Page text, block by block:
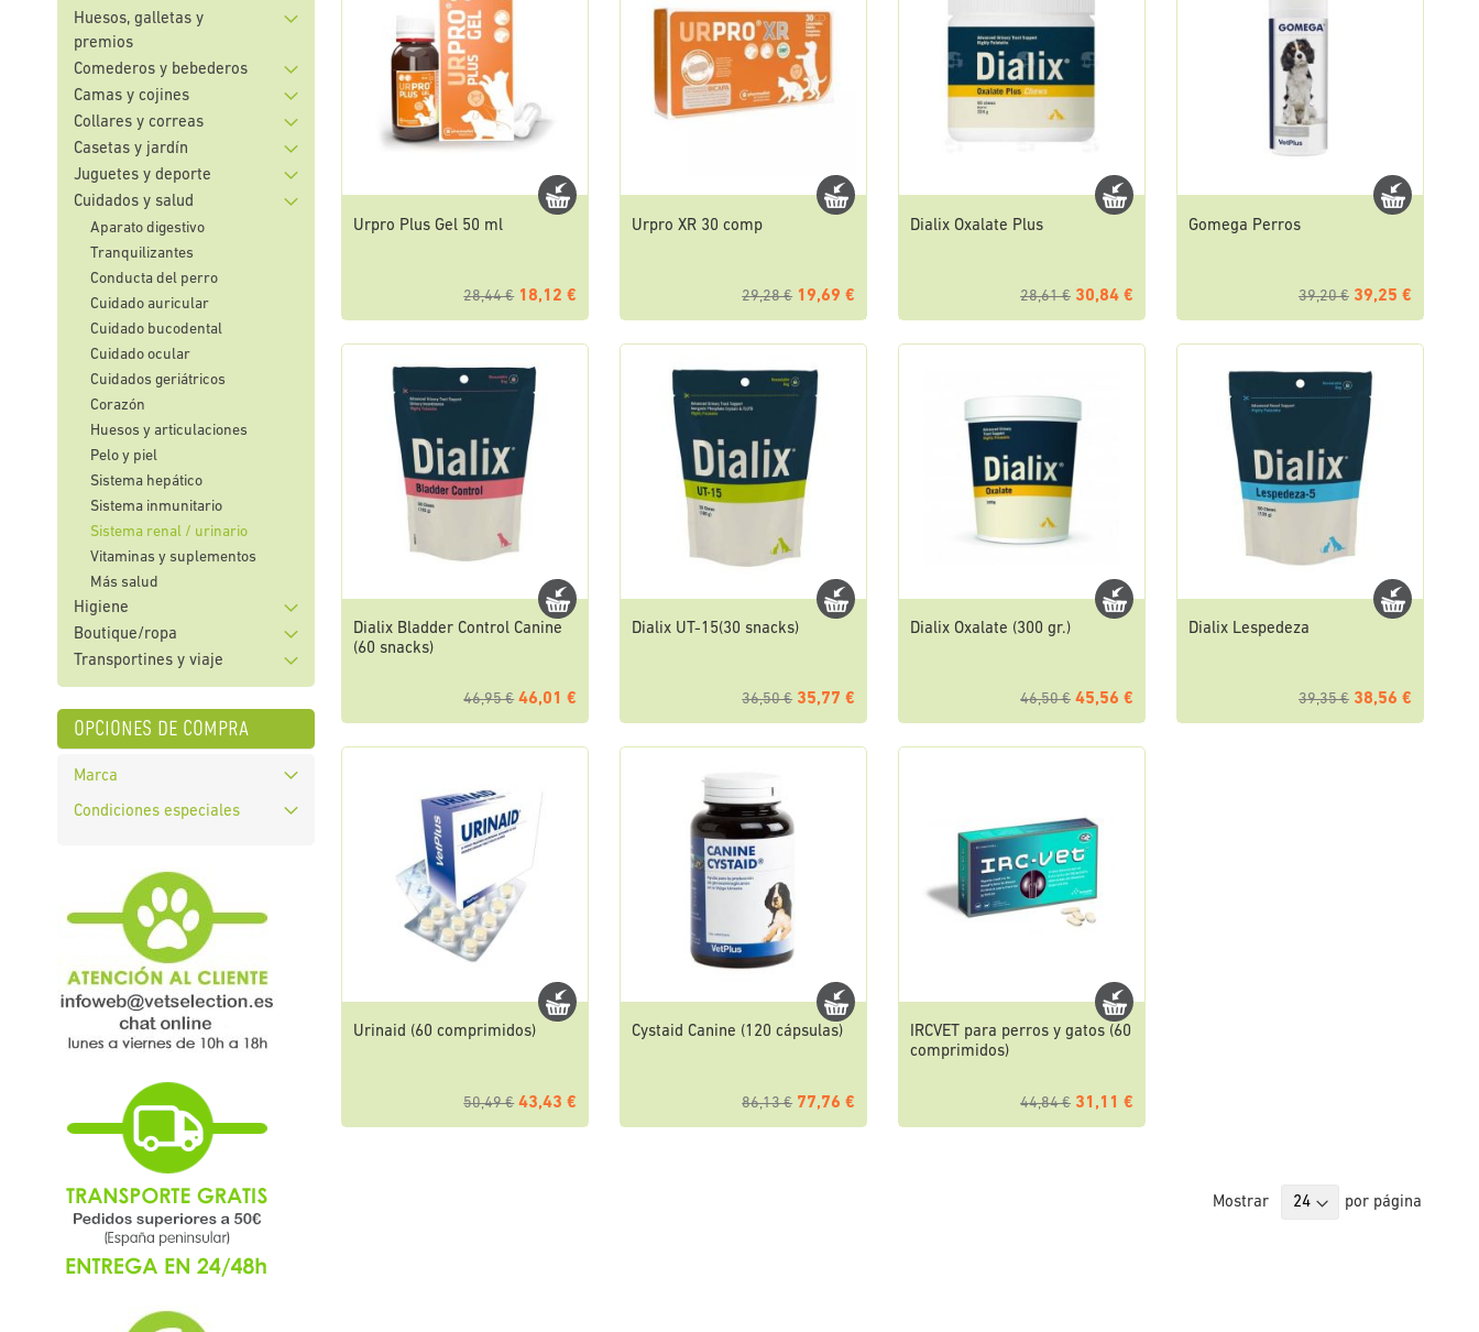
Urpro Plus Gel 50 ml
28,44 € 18,12 €
Urpro XR 30 comp
29,28 € 19,69 €
Dialix Oxalate Plus
28,61 € 30,84 €
Gomega Perros
39,20 € 39,25 €
Dialix Bladder Control Canine
(60 snacks)
46,95 € 46,01 €
Dialix UT-15(30 snacks)
36,50 € 35,77 €
Dialix Oxalate (300 gr.)
46,50 € 45,56 €
Dialix Lespedeza
39,35 € 38,56 €
Urinaid (60 comprimidos)
50,49 € 43,43 €
Cystaid Canine (120 cápsulas)
86,13 € 77,76 €
IRCVET para perros y gatos (60
comprimidos)
44,84 € 31,11 €
Mostrar por página
Huesos, galletas y
premios
Comederos y bebederos
Camas y cojines
Collares y correas
Casetas y jardín
Juguetes y deporte
Cuidados y salud
Aparato digestivo
Tranquilizantes
Conducta del perro
Cuidado auricular
Cuidado bucodental
Cuidado ocular
Cuidados geriátricos
Corazón
Huesos y articulaciones
Pelo y piel
Sistema hepático
Sistema inmunitario
Sistema renal / urinario
Vitaminas y suplementos
Más salud
Higiene
Boutique/ropa
Transportines y viaje
opciones de compra
Marca
Condiciones especiales